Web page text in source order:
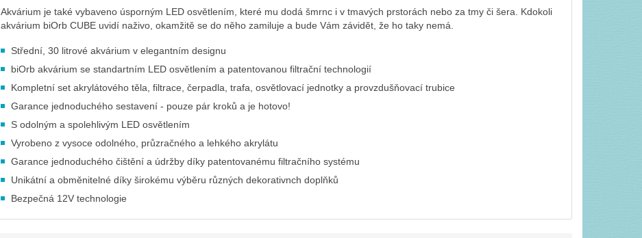
Akvárium je také vybaveno úsporným LED osvětlením, které mu dodá šmrnc i v tmavých prstorách nebo za tmy či šera. Kdokoli
akvárium biOrb CUBE uvidí naživo, okamžitě se do něho zamiluje a bude Vám závidět, že ho taky nemá.
Střední, 30 litrové akvárium v elegantním designu
biOrb akvárium se standartním LED osvětlením a patentovanou filtrační technologií
Kompletní set akrylátového těla, filtrace, čerpadla, trafa, osvětlovací jednotky a provzdušňovací trubice
Garance jednoduchého sestavení - pouze pár kroků a je hotovo!
S odolným a spolehlivým LED osvětlením
Vyrobeno z vysoce odolného, průzračného a lehkého akrylátu
Garance jednoduchého čištění a údržby díky patentovanému filtračního systému
Unikátní a obměnitelné díky širokému výběru různých dekorativnch doplňků
Bezpečná 12V technologie